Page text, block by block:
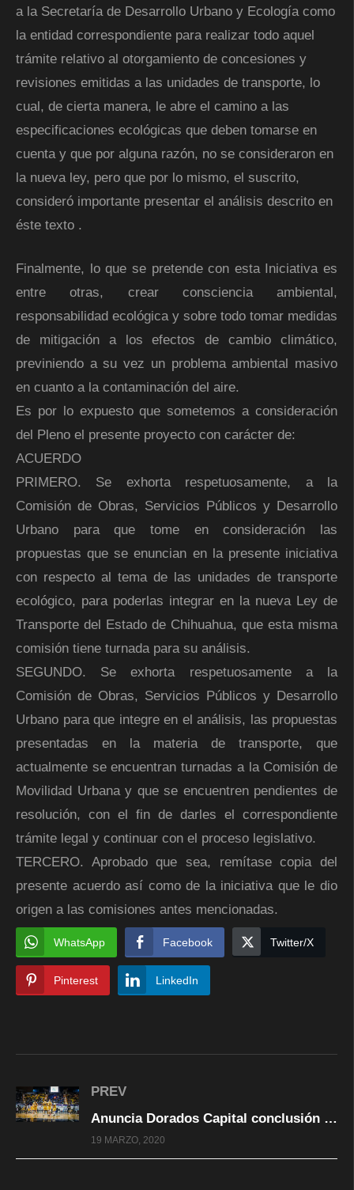
a la Secretaría de Desarrollo Urbano y Ecología como
la entidad correspondiente para realizar todo aquel
trámite relativo al otorgamiento de concesiones y
revisiones emitidas a las unidades de transporte, lo
cual, de cierta manera, le abre el camino a las
especificaciones ecológicas que deben tomarse en
cuenta y que por alguna razón, no se consideraron en
la nueva ley, pero que por lo mismo, el suscrito,
consideró importante presentar el análisis descrito en
éste texto .
Finalmente, lo que se pretende con esta Iniciativa es
entre otras, crear consciencia ambiental,
responsabilidad ecológica y sobre todo tomar medidas
de mitigación a los efectos de cambio climático,
previniendo a su vez un problema ambiental masivo
en cuanto a la contaminación del aire.
Es por lo expuesto que sometemos a consideración
del Pleno el presente proyecto con carácter de:
ACUERDO
PRIMERO. Se exhorta respetuosamente, a la
Comisión de Obras, Servicios Públicos y Desarrollo
Urbano para que tome en consideración las
propuestas que se enuncian en la presente iniciativa
con respecto al tema de las unidades de transporte
ecológico, para poderlas integrar en la nueva Ley de
Transporte del Estado de Chihuahua, que esta misma
comisión tiene turnada para su análisis.
SEGUNDO. Se exhorta respetuosamente a la
Comisión de Obras, Servicios Públicos y Desarrollo
Urbano para que integre en el análisis, las propuestas
presentadas en la materia de transporte, que
actualmente se encuentran turnadas a la Comisión de
Movilidad Urbana y que se encuentren pendientes de
resolución, con el fin de darles el correspondiente
trámite legal y continuar con el proceso legislativo.
TERCERO. Aprobado que sea, remítase copia del
presente acuerdo así como de la iniciativa que le dio
origen a las comisiones antes mencionadas.
WhatsApp Facebook Twitter/X
Pinterest LinkedIn
PREV
Anuncia Dorados Capital conclusión de la fase regular temporada 2020; playoffs comenzarían en abril
19 MARZO, 2020